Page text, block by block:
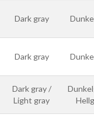
Dark gray
Dark gray
Dark gray /
Light gray